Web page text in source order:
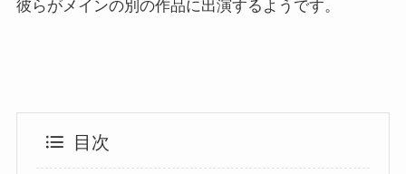
彼らがメインの別の作品に出演するようです。
目次